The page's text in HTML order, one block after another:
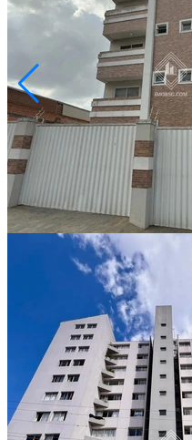
Jardim Carvalho
R$ 2.300,00
Apartamento - Edifício Ottawa
Ponta Grossa/PR
2073857.001
3Quartos
Suíte
2
Vagas
91,98 Área Privativa (m²)
Conversar no WhatsApp